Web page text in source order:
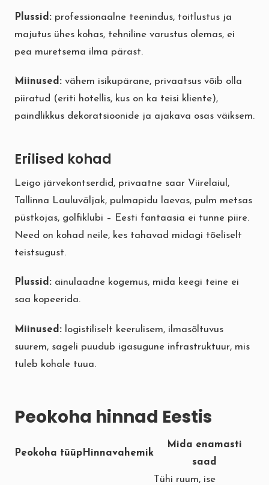
Plussid: professionaalne teenindus, toitlustus ja
majutus ühes kohas, tehniline varustus olemas, ei
pea muretsema ilma pärast.
Miinused: vähem isikupärane, privaatsus võib olla
piiratud (eriti hotellis, kus on ka teisi kliente),
paindlikkus dekoratsioonide ja ajakava osas väiksem.
Erilised kohad
Leigo järvekontserdid, privaatne saar Viirelaiul,
Tallinna Lauluväljak, pulmapidu laevas, pulm metsas
püstkojas, golfiklubi – Eesti fantaasia ei tunne piire.
Need on kohad neile, kes tahavad midagi tõeliselt
teistsugust.
Plussid: ainulaadne kogemus, mida keegi teine ei
saa kopeerida.
Miinused: logistiliselt keerulisem, ilmasõltuvus
suurem, sageli puudub igasugune infrastruktuur, mis
tuleb kohale tuua.
Peokoha hinnad Eestis
Peokoha tüüp Hinnavahemik
Mida enamasti
saad
Tühi ruum, ise